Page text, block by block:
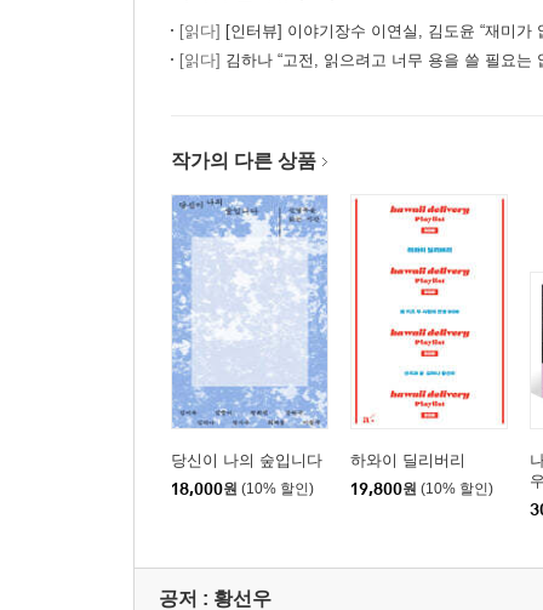
나의 주보호자
우리는 사위들
파괴지왕
같이 살길 잘했다
망원동 생활과 자전거
우리가 헤어진다면
가족과 더 큰 가족
지금 곁에 있는 사람이 내 가족입니다
[읽다] [인터뷰] 이야기장수 이연실, 김도윤 “재미가 없다면 세계에
[읽다] 김하나 “고전, 읽으려고 너무 용을 쓸 필요는
작가의 다른 상품
당신이 나의 숲입니다
18,000원 (10% 할인)
하와이 딜리버리
19,800원 (10% 할인)
공저 : 황선우